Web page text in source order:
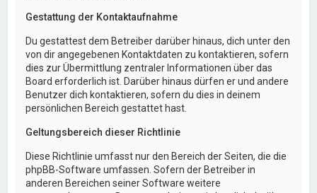
Gestattung der Kontaktaufnahme
Du gestattest dem Betreiber darüber hinaus, dich unter den
von dir angegebenen Kontaktdaten zu kontaktieren, sofern
dies zur Übermittlung zentraler Informationen über das
Board erforderlich ist. Darüber hinaus dürfen er und andere
Benutzer dich kontaktieren, sofern du dies in deinem
persönlichen Bereich gestattet hast.
Geltungsbereich dieser Richtlinie
Diese Richtlinie umfasst nur den Bereich der Seiten, die die
phpBB-Software umfassen. Sofern der Betreiber in
anderen Bereichen seiner Software weitere